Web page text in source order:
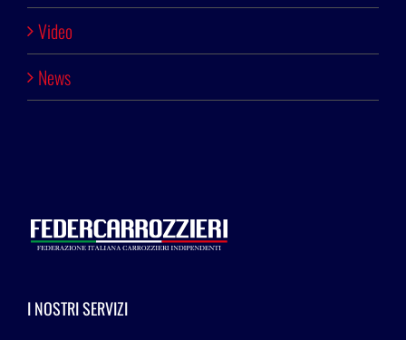
Video
News
I NOSTRI SERVIZI